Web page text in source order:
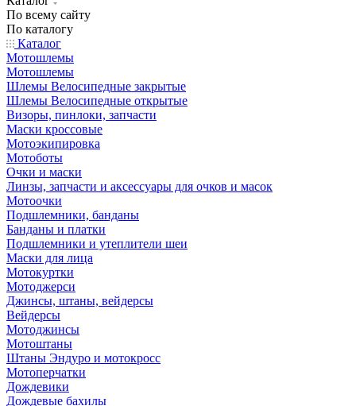
По всему сайту
По каталогу
Каталог
Мотошлемы
Мотошлемы
Шлемы Велосипедные закрытые
Шлемы Велосипедные открытые
Визоры, пинлоки, запчасти
Маски кроссовые
Мотоэкипировка
Мотоботы
Очки и маски
Линзы, запчасти и аксессуары для очков и масок
Мотоочки
Подшлемники, банданы
Банданы и платки
Подшлемники и утеплители шеи
Маски для лица
Мотокуртки
Мотоджерси
Джинсы, штаны, вейдерсы
Вейдерсы
Мотоджинсы
Мотоштаны
Штаны Эндуро и мотокросс
Мотоперчатки
Дождевики
Дождевые бахилы